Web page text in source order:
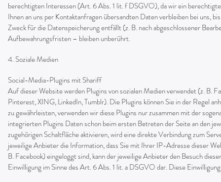
berechtigten Interessen (Art. 6 Abs. 1 lit. f DSGVO), da wir ein
Ihnen an uns per Kontaktanfragen übersandten Daten verbleiben bei uns,
Zweck für die Datenspeicherung entfällt (z. B. nach abgeschlossener
Aufbewahrungsfristen – bleiben unberührt.
4. Soziale Medien
Social-Media-Plugins mit Shariff
Auf dieser Website werden Plugins von sozialen Medien verwendet (z. B.
Pinterest, XING, LinkedIn, Tumblr). Die Plugins können Sie in der Regel
zu gewährleisten, verwenden wir diese Plugins nur zusammen mit der
integrierten Plugins Daten schon beim ersten Betreten der Seite an den
zugehörigen Schaltfläche aktivieren, wird eine direkte Verbindung zum
jeweilige Anbieter die Information, dass Sie mit Ihrer IP-Adresse dieser
B. Facebook) eingeloggt sind, kann der jeweilige Anbieter den Besuch
Einwilligung im Sinne des Art. 6 Abs. 1 lit. a DSGVO dar. Diese